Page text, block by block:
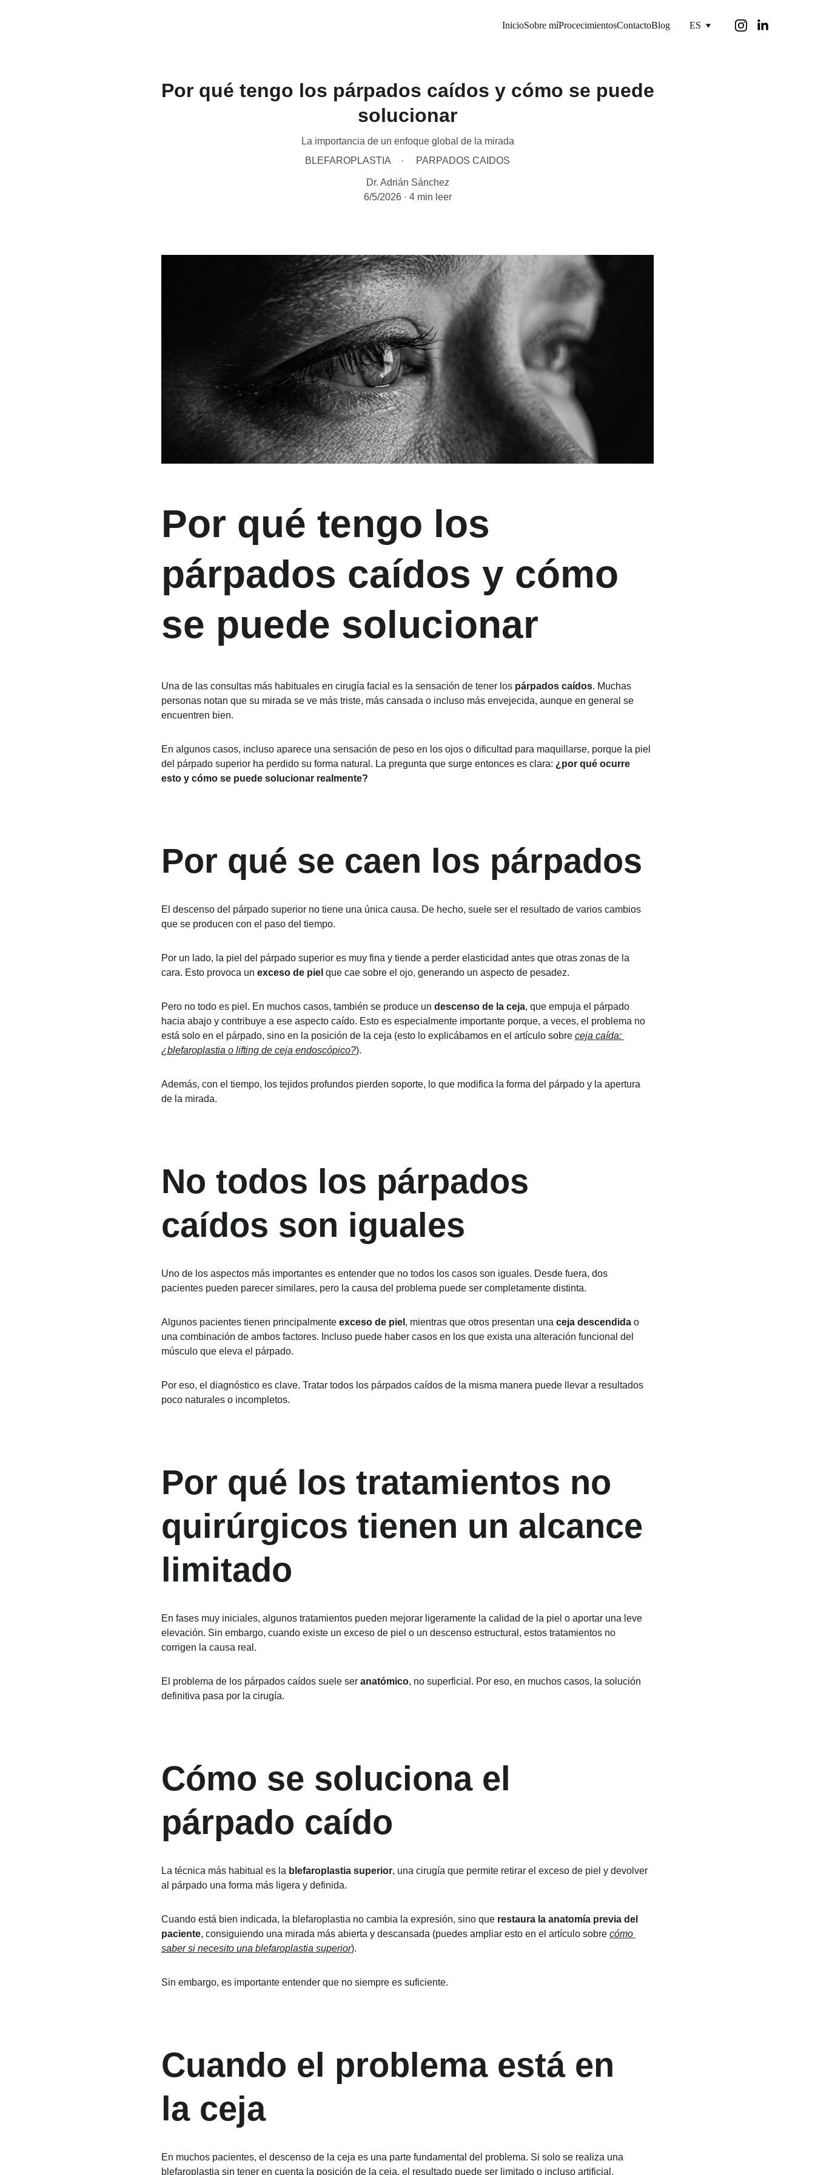
InicioSobre míProcecimientosContactoBlog ES
Por qué tengo los párpados caídos y cómo se puede
solucionar
La importancia de un enfoque global de la mirada
BLEFAROPLASTIA
PARPADOS CAIDOS
Dr. Adrián Sánchez
6/5/2026
4 min leer
Por qué tengo los
párpados caídos y cómo
se puede solucionar
Una de las consultas más habituales en cirugía facial es la sensación de tener los párpados caídos. Muchas
personas notan que su mirada se ve más triste, más cansada o incluso más envejecida, aunque en general se
encuentren bien.
En algunos casos, incluso aparece una sensación de peso en los ojos o dificultad para maquillarse, porque la piel
del párpado superior ha perdido su forma natural. La pregunta que surge entonces es clara: ¿por qué ocurre
esto y cómo se puede solucionar realmente?
Por qué se caen los párpados
El descenso del párpado superior no tiene una única causa. De hecho, suele ser el resultado de varios cambios
que se producen con el paso del tiempo.
Por un lado, la piel del párpado superior es muy fina y tiende a perder elasticidad antes que otras zonas de la
cara. Esto provoca un exceso de piel que cae sobre el ojo, generando un aspecto de pesadez.
Pero no todo es piel. En muchos casos, también se produce un descenso de la ceja, que empuja el párpado
hacia abajo y contribuye a ese aspecto caído. Esto es especialmente importante porque, a veces, el problema no
está solo en el párpado, sino en la posición de la ceja (esto lo explicábamos en el artículo sobre ceja caída:
¿blefaroplastia o lifting de ceja endoscópico?).
Además, con el tiempo, los tejidos profundos pierden soporte, lo que modifica la forma del párpado y la apertura
de la mirada.
No todos los párpados
caídos son iguales
Uno de los aspectos más importantes es entender que no todos los casos son iguales. Desde fuera, dos
pacientes pueden parecer similares, pero la causa del problema puede ser completamente distinta.
Algunos pacientes tienen principalmente exceso de piel , mientras que otros presentan una ceja descendida o
una combinación de ambos factores. Incluso puede haber casos en los que exista una alteración funcional del
músculo que eleva el párpado.
Por eso, el diagnóstico es clave. Tratar todos los párpados caídos de la misma manera puede llevar a resultados
poco naturales o incompletos.
Por qué los tratamientos no
quirúrgicos tienen un alcance
limitado
En fases muy iniciales, algunos tratamientos pueden mejorar ligeramente la calidad de la piel o aportar una leve
elevación. Sin embargo, cuando existe un exceso de piel o un descenso estructural, estos tratamientos no
corrigen la causa real.
El problema de los párpados caídos suele ser anatómico, no superficial. Por eso, en muchos casos, la solución
definitiva pasa por la cirugía.
Cómo se soluciona el
párpado caído
La técnica más habitual es la blefaroplastia superior, una cirugía que permite retirar el exceso de piel y devolver
al párpado una forma más ligera y definida.
Cuando está bien indicada, la blefaroplastia no cambia la expresión, sino que restaura la anatomía previa del
paciente, consiguiendo una mirada más abierta y descansada (puedes ampliar esto en el artículo sobre cómo
saber si necesito una blefaroplastia superior).
Sin embargo, es importante entender que no siempre es suficiente.
Cuando el problema está en
la ceja
En muchos pacientes, el descenso de la ceja es una parte fundamental del problema. Si solo se realiza una
blefaroplastia sin tener en cuenta la posición de la ceja, el resultado puede ser limitado o incluso artificial.